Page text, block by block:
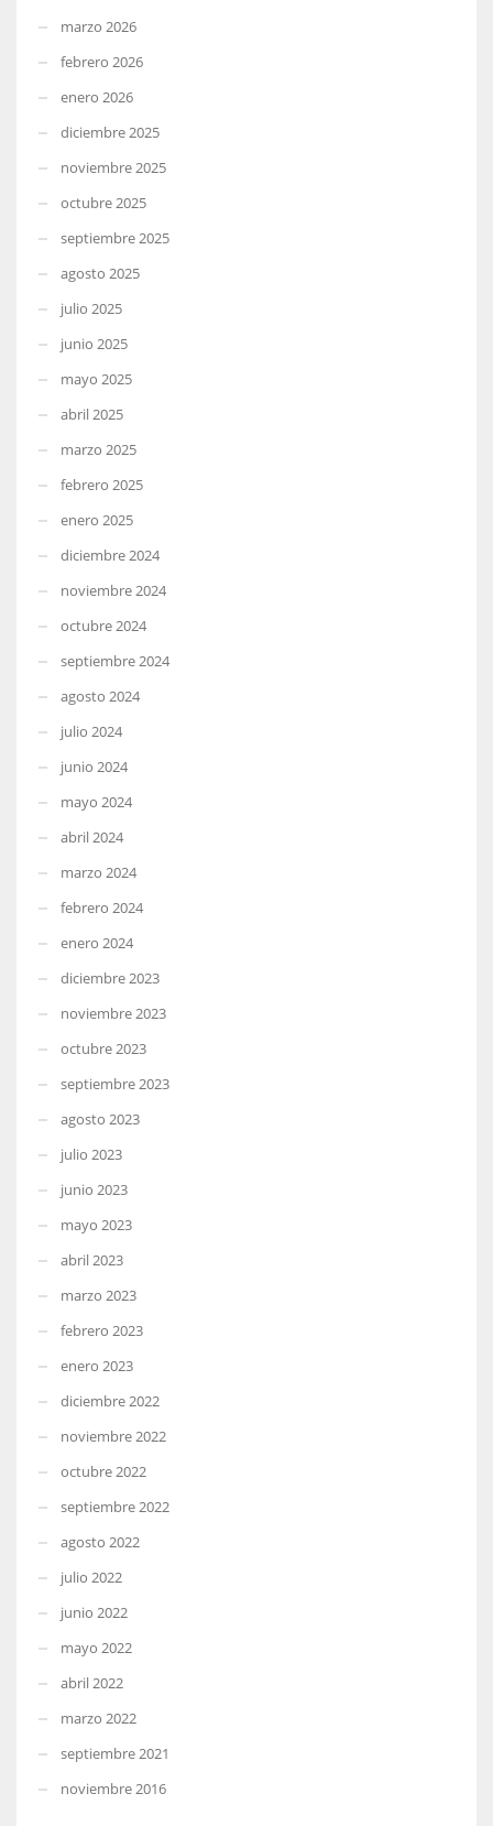
marzo 2026
febrero 2026
enero 2026
diciembre 2025
noviembre 2025
octubre 2025
septiembre 2025
agosto 2025
julio 2025
junio 2025
mayo 2025
abril 2025
marzo 2025
febrero 2025
enero 2025
diciembre 2024
noviembre 2024
octubre 2024
septiembre 2024
agosto 2024
julio 2024
junio 2024
mayo 2024
abril 2024
marzo 2024
febrero 2024
enero 2024
diciembre 2023
noviembre 2023
octubre 2023
septiembre 2023
agosto 2023
julio 2023
junio 2023
mayo 2023
abril 2023
marzo 2023
febrero 2023
enero 2023
diciembre 2022
noviembre 2022
octubre 2022
septiembre 2022
agosto 2022
julio 2022
junio 2022
mayo 2022
abril 2022
marzo 2022
septiembre 2021
noviembre 2016